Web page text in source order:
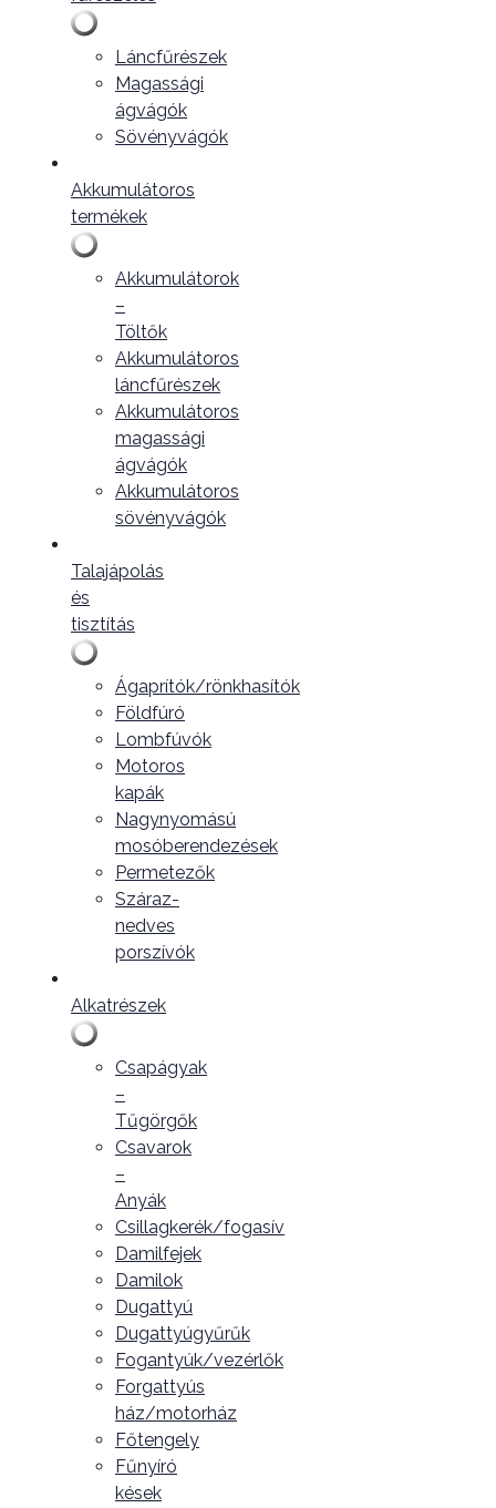
Láncfűrészek
Magassági
ágvágók
Sövényvágók
Akkumulátoros
termékek
Akkumulátorok
–
Töltők
Akkumulátoros
láncfűrészek
Akkumulátoros
magassági
ágvágók
Akkumulátoros
sövényvágók
Talajápolás
és
tisztítás
Ágaprítók/rönkhasítók
Földfúró
Lombfúvók
Motoros
kapák
Nagynyomású
mosóberendezések
Permetezők
Száraz-
nedves
porszívók
Alkatrészek
Csapágyak
–
Tűgörgők
Csavarok
–
Anyák
Csillagkerék/fogasív
Damilfejek
Damilok
Dugattyú
Dugattyúgyűrűk
Fogantyúk/vezérlők
Forgattyús
ház/motorház
Főtengely
Fűnyíró
kések